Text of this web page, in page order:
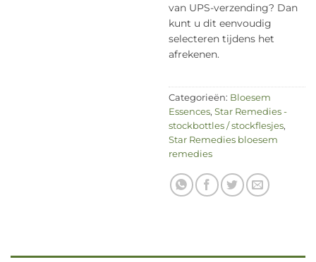
van UPS-verzending? Dan
kunt u dit eenvoudig
selecteren tijdens het
afrekenen.
Categorieën: Bloesem
Essences, Star Remedies -
stockbottles / stockflesjes,
Star Remedies bloesem
remedies